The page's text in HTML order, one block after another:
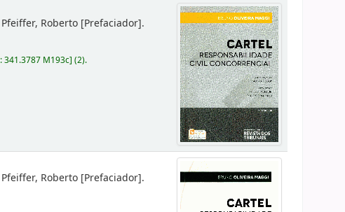
Pfeiffer, Roberto [Prefaciador].
:341.3787 M193c](2).
Pfeiffer, Roberto [Prefaciador].